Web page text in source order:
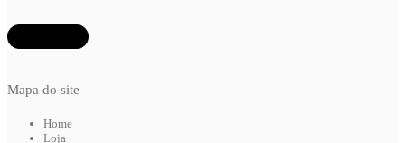
Mapa do site
Home
Loja